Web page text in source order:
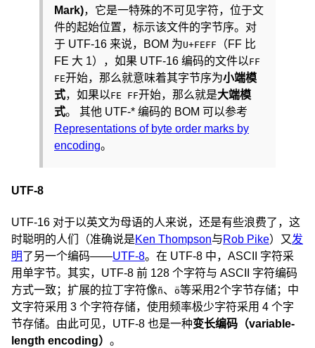
Mark)，它是一特殊的不可见字符，位于文
件的起始位置，标示该文件的字节序。对
于 UTF-16 来说，BOM 为U+FEFF
（FF 比
FE 大 1），如果 UTF-16 编码的文件以FF
FE开始，那么就意味着其字节序为小端模
式，如果以FE FF开始，那么就是大端模
式。 其他 UTF-* 编码的 BOM 可以参考
Representations of byte order marks by
encoding。
UTF-8
UTF-16 对于以英文为母语的人来说，还是有些浪费了，这
时聪明的人们（准确说是Ken Thompson与Rob Pike）又发
明了另一个编码——UTF-8。在 UTF-8 中，ASCII 字符采
用单字节。其实，UTF-8 前 128 个字符与 ASCII 字符编码
方式一致；扩展的拉丁字符像ñ、 ö等采用2个字节存储；中
文字符采用 3 个字符存储，使用频率极少字符采用 4 个字
节存储。由此可见，UTF-8 也是一种变长编码（variable-
length encoding） 。